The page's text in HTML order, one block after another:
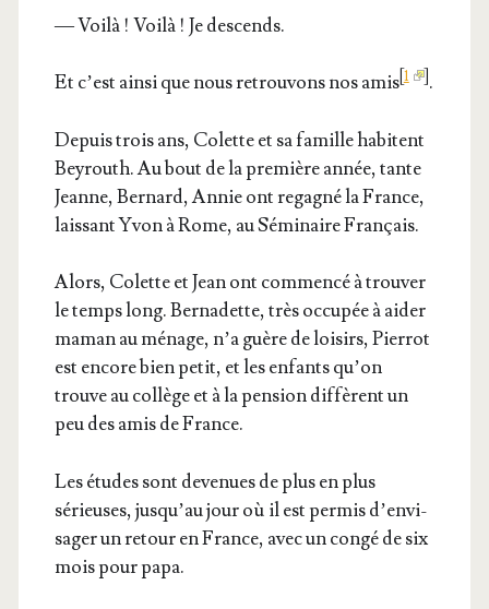
— Voi­là ! Voi­là ! Je descends.
Et c’est ain­si que nous retrou­vons nos amis 1 ] .
Depuis trois ans, Colette et sa famille habitent
Bey­routh. Au bout de la pre­mière année, tante
Jeanne, Ber­nard, Annie ont rega­gné la France,
lais­sant Yvon à Rome, au Sémi­naire Français.
Alors, Colette et Jean ont com­men­cé à trou­ver
le temps long. Ber­na­dette, très occu­pée à aider
maman au ménage, n’a guère de loi­sirs, Pier­rot
est encore bien petit, et les enfants qu’on
trouve au col­lège et à la pen­sion dif­fèrent un
peu des amis de France.
Les études sont deve­nues de plus en plus
sérieuses, jus­qu’au jour où il est per­mis d’en­vi­
sa­ger un retour en France, avec un congé de six
mois pour papa.